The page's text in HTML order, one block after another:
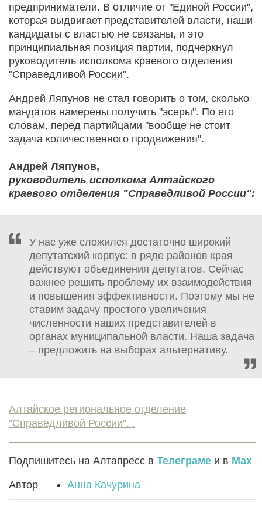
предприниматели. В отличие от "Единой России",
которая выдвигает представителей власти, наши
кандидаты с властью не связаны, и это
принципиальная позиция партии, подчеркнул
руководитель исполкома краевого отделения
"Справедливой России".
Андрей Ляпунов не стал говорить о том, сколько
мандатов намерены получить "эсеры". По его
словам, перед партийцами "вообще не стоит
задача количественного продвижения".
Андрей Ляпунов,
руководитель исполкома Алтайского
краевого отделения "Справедливой России":
У нас уже сложился достаточно широкий
депутатский корпус: в ряде районов края
действуют объединения депутатов. Сейчас
важнее решить проблему их взаимодействия
и повышения эффективности. Поэтому мы не
ставим задачу простого увеличения
численности наших представителей в
органах муниципальной власти. Наша задача
– предложить на выборах альтернативу.
Алтайское региональное отделение
"Справедливой России". .
Подпишитесь на Алтапресс в Телеграме и в Max
Автор Анна Качурина